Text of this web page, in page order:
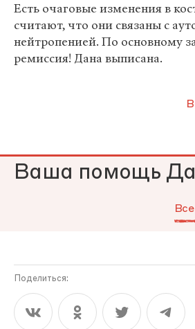
Есть очаговые изменения в
считают, что они связаны с
нейтропенией. По основному
ремиссия! Дана выписана.
Ваша помощь
Поделиться: